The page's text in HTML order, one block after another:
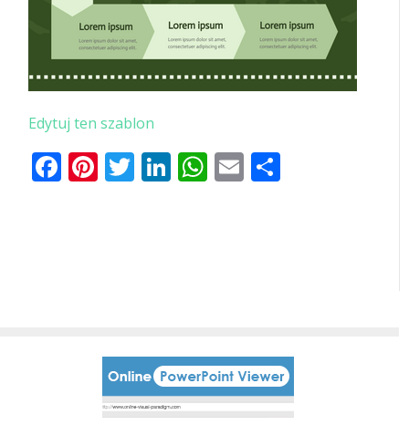
Edytuj ten szablon
Facebook
Pinterest
Twitter
LinkedIn
WhatsApp
Email